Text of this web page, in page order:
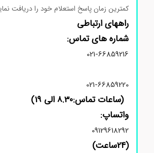
کمترین زمان پاسخ استعلام خود را دریافت نمایید.
راههای ارتباطی
شماره های تماس:
021-66859216
021-66859220
(ساعات تماس:8.30 الی 19)
واتساپ:
09129618292